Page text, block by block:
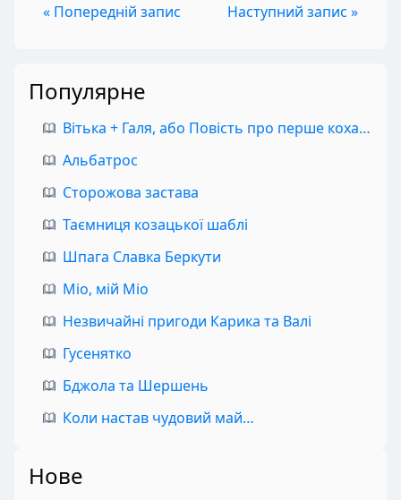
« Попередній запис Наступний запис »
Популярне
Вітька + Галя, або Повість про перше кохання
Альбатрос
Сторожова застава
Таємниця козацької шаблі
Шпага Славка Беркути
Міо, мій Міо
Незвичайні пригоди Карика та Валі
Гусенятко
Бджола та Шершень
Коли настав чудовий май…
Нове